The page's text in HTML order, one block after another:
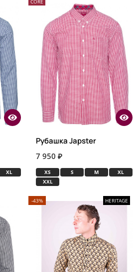
XL
Рубашка Japster
7 950 ₽
XS S M
XL
XXL
-43% HERITAGE